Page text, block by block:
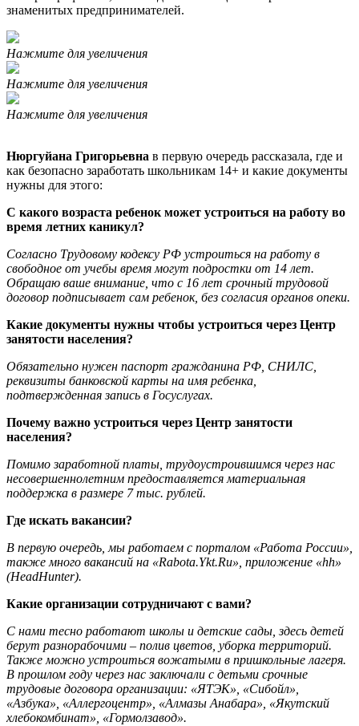
знаменитых предпринимателей.
Нажмите для увеличения
Нажмите для увеличения
Нажмите для увеличения
Нюргуйана Григорьевна в первую очередь рассказала, где и
как безопасно заработать школьникам 14+ и какие документы
нужны для этого:
С какого возраста ребенок может устроиться на работу во
время летних каникул?
Согласно Трудовому кодексу РФ устроиться на работу в
свободное от учебы время могут подростки от 14 лет.
Обращаю ваше внимание, что с 16 лет срочный трудовой
договор подписывает сам ребенок, без согласия органов опеки.
Какие документы нужны чтобы устроиться через Центр
занятости населения?
Обязательно нужен паспорт гражданина РФ, СНИЛС,
реквизиты банковской карты на имя ребенка,
подтвержденная запись в Госуслугах.
Почему важно устроиться через Центр занятости
населения?
Помимо заработной платы, трудоустроившимся через нас
несовершеннолетним предоставляется материальная
поддержка в размере 7 тыс. рублей.
Где искать вакансии?
В первую очередь, мы работаем с порталом «Работа России»,
также много вакансий на «Rabota.Ykt.Ru», приложение «hh»
(HeadHunter).
Какие организации сотрудничают с вами?
С нами тесно работают школы и детские сады, здесь детей
берут разнорабочими – полив цветов, уборка территорий.
Также можно устроиться вожатыми в пришкольные лагеря.
В прошлом году через нас заключали с детьми срочные
трудовые договора организации: «ЯТЭК», «Сибойл»,
«Азбука», «Аллергоцентр», «Алмазы Анабара», «Якутский
хлебокомбинат», «Гормолзавод».